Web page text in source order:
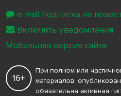
16+
При полном или
материалов,
обязательна активная
e-mail подписка на
Включить уведомления
Мобильная версия сайта